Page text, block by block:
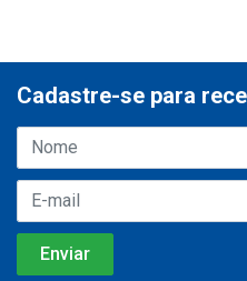
Cadastre-se para